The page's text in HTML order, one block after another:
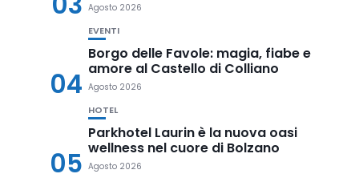
Agosto 2026
04
EVENTI
Borgo delle Favole: magia, fiabe e
amore al Castello di Colliano
Agosto 2026
05
HOTEL
Parkhotel Laurin è la nuova oasi
wellness nel cuore di Bolzano
Agosto 2026